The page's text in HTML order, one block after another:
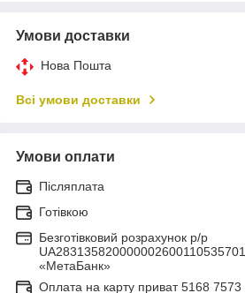
Умови доставки
Нова Пошта
Всі умови доставки
Умови оплати
Післяплата
Готівкою
Безготівковий розрахунок р/р
«МетаБанк»
Оплата на карту приват 5168